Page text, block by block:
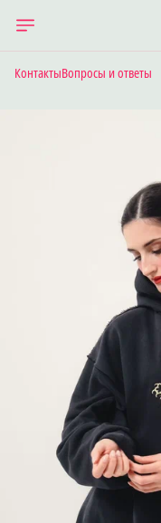
КонтактыВопросы и ответы